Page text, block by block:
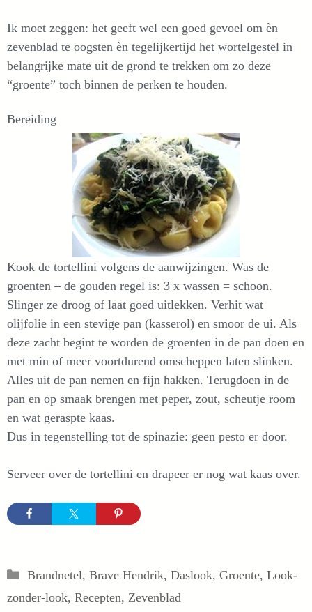
Ik moet zeggen: het geeft wel een goed gevoel om èn
zevenblad te oogsten èn tegelijkertijd het wortelgestel in
belangrijke mate uit de grond te trekken om zo deze
“groente” toch binnen de perken te houden.
Bereiding
Kook de tortellini volgens de aanwijzingen. Was de
groenten – de gouden regel is: 3 x wassen = schoon.
Slinger ze droog of laat goed uitlekken. Verhit wat
olijfolie in een stevige pan (kasserol) en smoor de ui. Als
deze zacht begint te worden de groenten in de pan doen en
met min of meer voortdurend omscheppen laten slinken.
Alles uit de pan nemen en fijn hakken. Terugdoen in de
pan en op smaak brengen met peper, zout, scheutje room
en wat geraspte kaas.
Dus in tegenstelling tot de spinazie: geen pesto er door.
Serveer over de tortellini en drapeer er nog wat kaas over.
Categorieën
Brandnetel, Brave Hendrik, Daslook, Groente, Look-
zonder-look, Recepten, Zevenblad